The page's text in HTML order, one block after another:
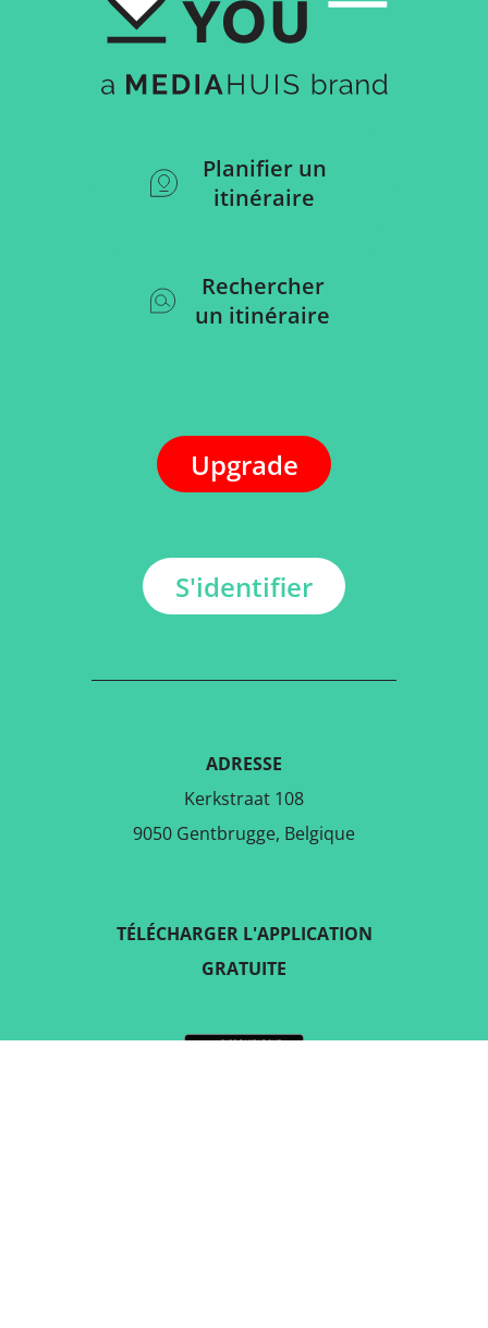
Planifier un
itinéraire
Rechercher
un itinéraire
Upgrade
S'identifier
ADRESSE
Kerkstraat 108
9050 Gentbrugge, Belgique
TÉLÉCHARGER L'APPLICATION
GRATUITE